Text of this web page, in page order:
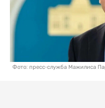
Фото: пресс-служба Мажилиса